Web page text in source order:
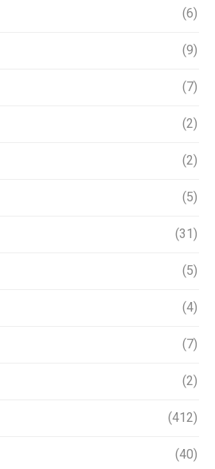
(6)
(9)
(7)
(2)
(2)
(5)
(31)
(5)
(4)
(7)
(2)
(412)
(40)